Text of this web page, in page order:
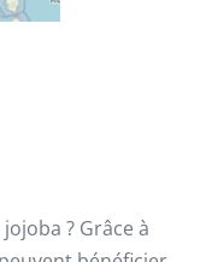
? Grâce à